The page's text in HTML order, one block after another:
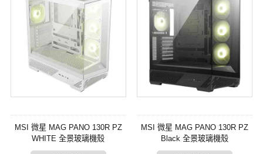
MSI 微星 MAG PANO 130R PZ
WHITE 全景玻璃機殼
MSI 微星 MAG PANO 130R PZ
Black 全景玻璃機殼